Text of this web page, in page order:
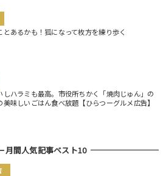
とあるかも！狐になって枚方を練り歩く
しハラミも最高。市役所ちかく「焼肉じゅん」の
美味しいごはん食べ放題【ひらつーグルメ広告】
月間人気記事ベスト10